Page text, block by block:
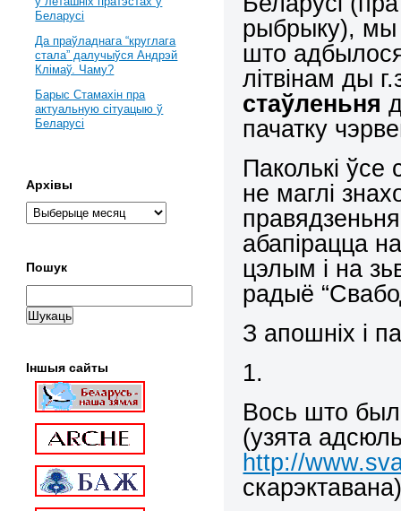
рыбрыку), мы
што
літвінам ды
стаўленьня
пачатку
Паколькі ўсе
не маглі
абапірацца
цэлым і на
радыё
З апошніх і
1.
Вось што
(узята
http://
Беларусі
Да праўладнага “круглага
стала” далучыўся Андрэй
Клімаў. Чаму?
Барыс Стамахін пра
актуальную сітуацыю ў
Беларусі
Архівы
Пошук
Іншыя сайты